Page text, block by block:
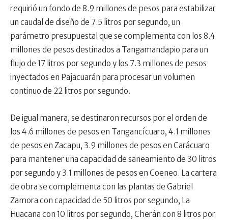
requirió un fondo de 8.9 millones de pesos para estabilizar
un caudal de diseño de 7.5 litros por segundo, un
parámetro presupuestal que se complementa con los 8.4
millones de pesos destinados a Tangamandapio para un
flujo de 17 litros por segundo y los 7.3 millones de pesos
inyectados en Pajacuarán para procesar un volumen
continuo de 22 litros por segundo.
De igual manera, se destinaron recursos por el orden de
los 4.6 millones de pesos en Tangancícuaro, 4.1 millones
de pesos en Zacapu, 3.9 millones de pesos en Carácuaro
para mantener una capacidad de saneamiento de 30 litros
por segundo y 3.1 millones de pesos en Coeneo. La cartera
de obra se complementa con las plantas de Gabriel
Zamora con capacidad de 50 litros por segundo, La
Huacana con 10 litros por segundo, Cherán con 8 litros por